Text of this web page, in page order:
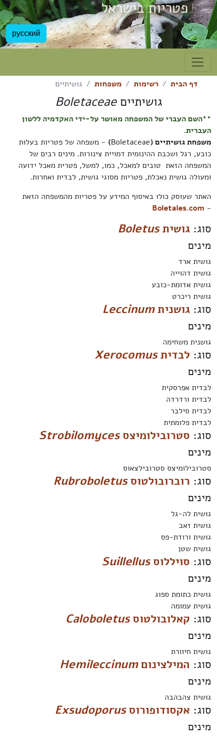
פטריות בישראל
русский
דף הבית רשימות משפחות גושיתיים
גושיתייםBoletaceae
**השם העברי של המשפחה מאושר על-ידי האקדמיה ללשון
העברית.
משפחת גושיתיים (Boletaceae
)- משפחה של פטריות בעלות
כובע, רגל ושכבת ההינומית דמויית צינורות. מינים רבים של
המשפחה הזאת טובים למאכל, כמו, למשל, פטרית מאכל ידועה
ומעולה גושית נאכלת, פטריות מסוגי גושית, לבדית ואחרות.
האתר שעוסק כולו באיסוף המידע על פטריות מהמשפחה הזאת
-
Boletales.com
סוג:גושיתBoletus
מינים
גושית ארד
גושית דהוייה
גושית אדומת-כובע
גושית ריכרט
סוג:גושניתLeccinum
מינים
גושנית משחימה
סוג:לבדיתXerocomus
מינים
לבדית אפרסקית
לבדית ורדרדה
לבדית סילבר
לבדית פלומתית
סוג:סטרובילומיצסStrobilomyces
מינים
סטרובילומיצס סטרובילצאוס
סוג:רוברובולטוסRubroboletus
מינים
גושית לה-גל
גושית זאב
גושית ורודת-פס
גושית שטן
סוג:סויללוסSuillellus
מינים
גושית כתומת ספוג
גושית עמומה
סוג:קאלובולטוסCaloboletus
מינים
גושית חיוורת
סוג:המילצינוםHemileccinum
מינים
גושית צהבהבה
סוג:אקסודופורוסExsudoporus
מינים